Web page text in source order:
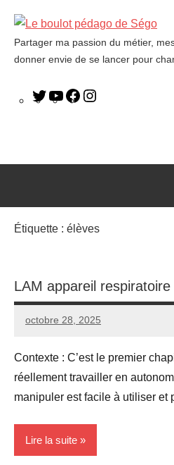
Le
boulot
Partager ma passion du métier,
donner envie de se lancer pour
Étiquette : élèves
LAM appareil respiratoire
octobre 28, 2025
Seg0_La_Vraie
Aucun
Contexte : C’est le premier
réellement travailler en
manipuler est facile à utiliser et
Lire la suite